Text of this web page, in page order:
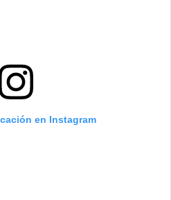
en Instagram